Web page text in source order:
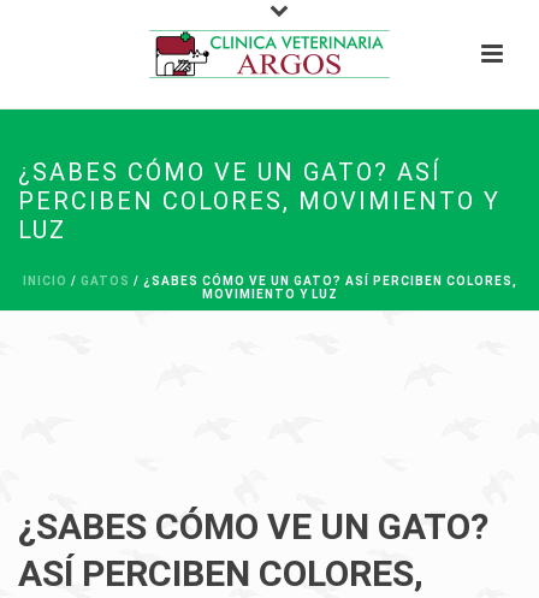
¿SABES CÓMO VE UN GATO? ASÍ
PERCIBEN COLORES, MOVIMIENTO Y
LUZ
INICIO / GATOS / ¿SABES CÓMO VE UN GATO? ASÍ PERCIBEN COLORES,
MOVIMIENTO Y LUZ
¿SABES CÓMO VE UN GATO?
ASÍ PERCIBEN COLORES,